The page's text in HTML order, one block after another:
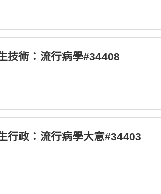
技術：流行病學#34408
行政：流行病學大意#34403